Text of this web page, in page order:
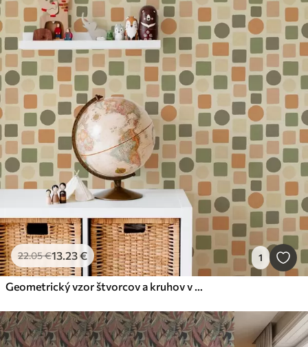
22.05€13.23€ 1
Geometrický vzor štvorcov a kruhov v teplých tónoch